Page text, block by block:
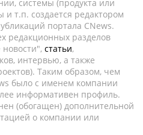
системы (продукта или
и т.п. создается редактором
портала CNews.
редакционных разделов
статьи,
интервью, а также
Таким образом, чем
было с именем компании
информативен профиль.
(обогащен) дополнительной
о компании или